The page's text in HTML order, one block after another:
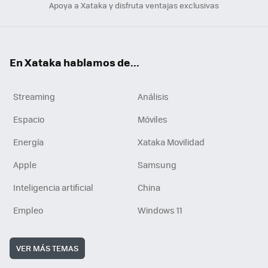
Apoya a Xataka y disfruta ventajas exclusivas
En Xataka hablamos de...
Streaming
Análisis
Espacio
Móviles
Energía
Xataka Movilidad
Apple
Samsung
Inteligencia artificial
China
Empleo
Windows 11
VER MÁS TEMAS